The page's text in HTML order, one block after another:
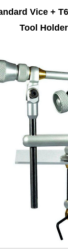
Vice +
Tool Holder